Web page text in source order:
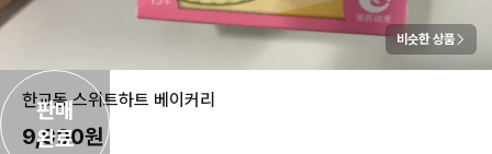
판매
완료
비슷한 상품
한교동 스위트하트 베이커리
9,900원